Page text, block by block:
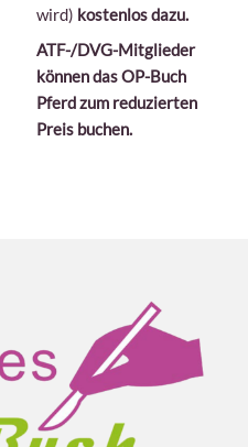
wird) kostenlos dazu.
ATF-/DVG-Mitglieder
können das OP-Buch
Pferd zum reduzierten
Preis buchen.